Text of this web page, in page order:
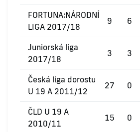
FORTUNA:NÁRODNÍ
LIGA 2017/18
9 6
Juniorská liga
2017/18
3 3
Česká liga dorostu
U 19 A 2011/12
27 0
ČLD U 19 A
2010/11
15 0